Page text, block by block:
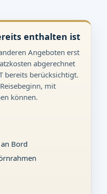
enthalten ist
Angeboten erst
abgerechnet
bereits berücksichtigt.
mit
können.
Bord